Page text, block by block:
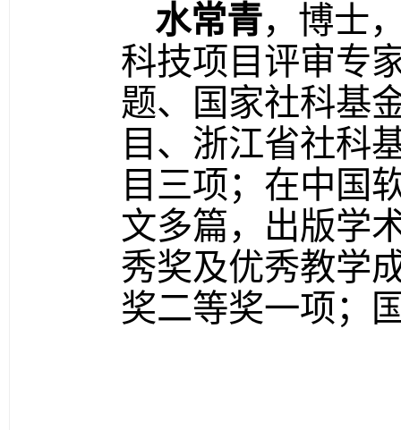
水常青，博士
科技项目评审专
题、国家社科基
目、浙江省社科
目三项；在中国
文多篇，出版学
秀奖及优秀教学
奖二等奖一项；